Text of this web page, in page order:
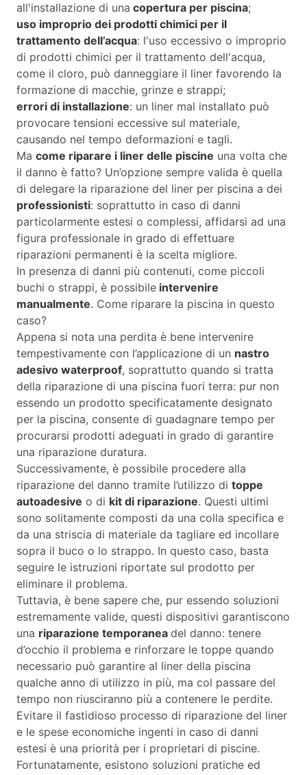
all'installazione di una copertura per piscina;
uso improprio dei prodotti chimici per il
trattamento dell’acqua: l'uso eccessivo o improprio
di prodotti chimici per il trattamento dell'acqua,
come il cloro, può danneggiare il liner favorendo la
formazione di macchie, grinze e strappi;
errori di installazione: un liner mal installato può
provocare tensioni eccessive sul materiale,
causando nel tempo deformazioni e tagli.
Ma come riparare i liner delle piscine una volta che
il danno è fatto? Un’opzione sempre valida è quella
di delegare la riparazione del liner per piscina a dei
professionisti: soprattutto in caso di danni
particolarmente estesi o complessi, affidarsi ad una
figura professionale in grado di effettuare
riparazioni permanenti è la scelta migliore.
In presenza di danni più contenuti, come piccoli
buchi o strappi, è possibile intervenire
manualmente. Come riparare la piscina in questo
caso?
Appena si nota una perdita è bene intervenire
tempestivamente con l’applicazione di un nastro
adesivo waterproof, soprattutto quando si tratta
della riparazione di una piscina fuori terra: pur non
essendo un prodotto specificatamente designato
per la piscina, consente di guadagnare tempo per
procurarsi prodotti adeguati in grado di garantire
una riparazione duratura.
Successivamente, è possibile procedere alla
riparazione del danno tramite l’utilizzo di toppe
autoadesive o di kit di riparazione. Questi ultimi
sono solitamente composti da una colla specifica e
da una striscia di materiale da tagliare ed incollare
sopra il buco o lo strappo. In questo caso, basta
seguire le istruzioni riportate sul prodotto per
eliminare il problema.
Tuttavia, è bene sapere che, pur essendo soluzioni
estremamente valide, questi dispositivi garantiscono
una riparazione temporanea del danno: tenere
d’occhio il problema e rinforzare le toppe quando
necessario può garantire al liner della piscina
qualche anno di utilizzo in più, ma col passare del
tempo non riusciranno più a contenere le perdite.
Evitare il fastidioso processo di riparazione del liner
e le spese economiche ingenti in caso di danni
estesi è una priorità per i proprietari di piscine.
Fortunatamente, esistono soluzioni pratiche ed